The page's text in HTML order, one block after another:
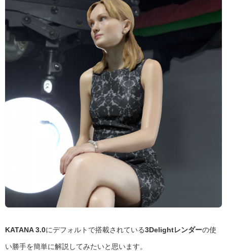
KATANA 3.0にデフォルトで搭載されている3Delightレンダーの使
い勝手を簡単に解説してみたいと思います。